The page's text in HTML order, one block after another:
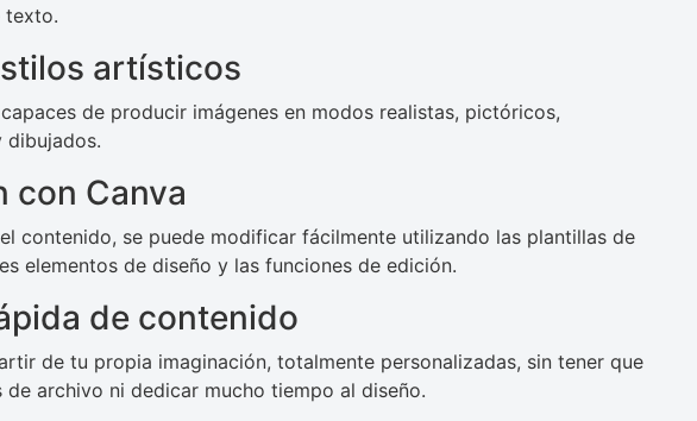
texto.
artísticos
de producir imágenes en modos realistas, pictóricos,
dibujados.
con Canva
contenido, se puede modificar fácilmente utilizando las plantillas de
elementos de diseño y las funciones de edición.
de contenido
de tu propia imaginación, totalmente personalizadas, sin tener que
de archivo ni dedicar mucho tiempo al diseño.